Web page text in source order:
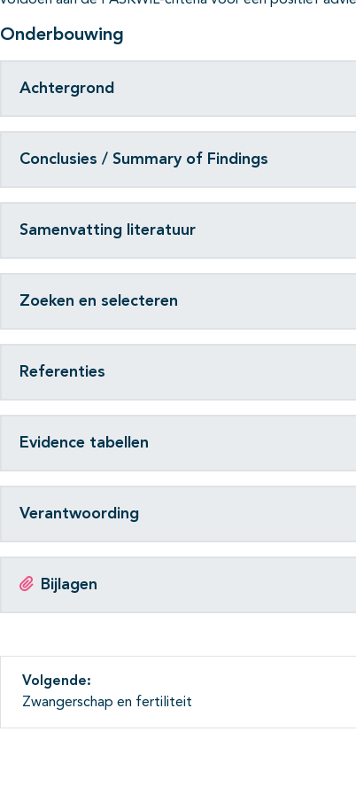
Onderbouwing
Achtergrond
Conclusies / Summary of Findings
Samenvatting literatuur
Zoeken en selecteren
Referenties
Evidence tabellen
Verantwoording
Bijlagen
Volgende:
Zwangerschap en fertiliteit